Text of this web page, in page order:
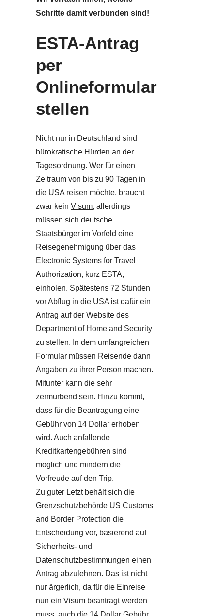
Schritte damit verbunden sind!
ESTA-Antrag
per
Onlineformular
stellen
Nicht nur in Deutschland sind
bürokratische Hürden an der
Tagesordnung. Wer für einen
Zeitraum von bis zu 90 Tagen in
die USA reisen möchte, braucht
zwar kein Visum, allerdings
müssen sich deutsche
Staatsbürger im Vorfeld eine
Reisegenehmigung über das
Electronic Systems for Travel
Authorization, kurz ESTA,
einholen. Spätestens 72 Stunden
vor Abflug in die USA ist dafür ein
Antrag auf der Website des
Department of Homeland Security
zu stellen. In dem umfangreichen
Formular müssen Reisende dann
Angaben zu ihrer Person machen.
Mitunter kann die sehr
zermürbend sein. Hinzu kommt,
dass für die Beantragung eine
Gebühr von 14 Dollar erhoben
wird. Auch anfallende
Kreditkartengebühren sind
möglich und mindern die
Vorfreude auf den Trip.
Zu guter Letzt behält sich die
Grenzschutzbehörde US Customs
and Border Protection die
Entscheidung vor, basierend auf
Sicherheits- und
Datenschutzbestimmungen einen
Antrag abzulehnen. Das ist nicht
nur ärgerlich, da für die Einreise
nun ein Visum beantragt werden
muss, auch die 14 Dollar Gebühr,